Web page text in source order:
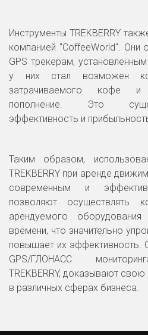
Инструменты TREKBERRY
компанией "CoffeeWorld". Они
GPS трекерам,
у них стал возможен
затрачиваемого кофе и
пополнение. Это
эффективность и
Таким образом,
TREKBERRY при аренде
современным и
позволяют осуществлять
арендуемого
времени, что значительно
повышает их эффективность.
GPS/ГЛОНАСС
TREKBERRY, доказывают
в различных сферах бизнеса.